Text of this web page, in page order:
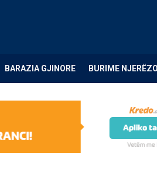
BARAZIA GJINORE BURIME